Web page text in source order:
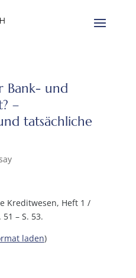
Bank- und
–
tatsächliche
Kreditwesen, Heft 1 /
– S. 53.
laden)